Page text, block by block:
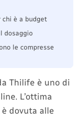
è a budget
dosaggio
le compresse
Thilife è uno di
L’ottima
dovuta alle